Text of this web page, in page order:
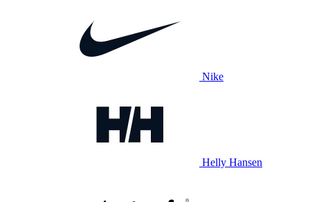
Nike
Helly Hansen